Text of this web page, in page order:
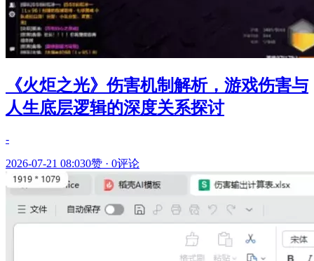
《火炬之光》伤害机制解析，游戏伤害与
人生底层逻辑的深度关系探讨
-
2026-07-21 08:030赞 · 0评论